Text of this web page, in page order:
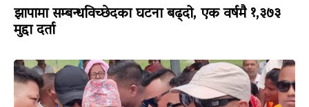
झापामा सम्बन्धविच्छेदका घटना बढ्दो, एक वर्षमै १,३७३
मुद्दा दर्ता